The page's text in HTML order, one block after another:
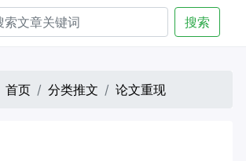
搜索
首页 分类推文 论文重现